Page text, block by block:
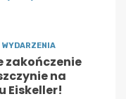
WYDARZENIA
zakończenie
na
Eiskeller!